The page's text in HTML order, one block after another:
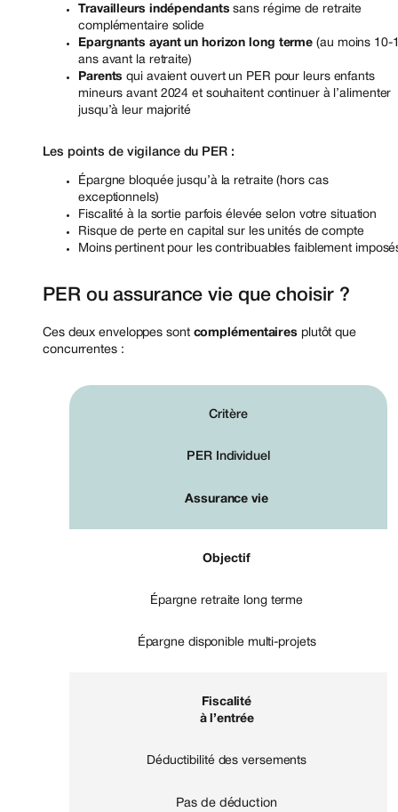
Travailleurs indépendants sans régime de retraite
complémentaire solide
Epargnants ayant un horizon long terme (au moins 10-
ans avant la retraite)
Parents qui avaient ouvert un PER pour leurs enfants
mineurs avant 2024 et souhaitent continuer à l’alimenter
jusqu’à leur majorité
Les points de vigilance du PER :
Épargne bloquée jusqu’à la retraite (hors cas
exceptionnels)
Fiscalité à la sortie parfois élevée selon votre situation
Risque de perte en capital sur les unités de compte
Moins pertinent pour les contribuables faiblement
PER ou assurance vie que choisir ?
Ces deux enveloppes sont complémentaires plutôt que
concurrentes :
Critère
PER Individuel
Assurance vie
Objectif
Épargne retraite long terme
Épargne disponible multi-projets
Fiscalité
à l’entrée
Déductibilité des versements
Pas de déduction